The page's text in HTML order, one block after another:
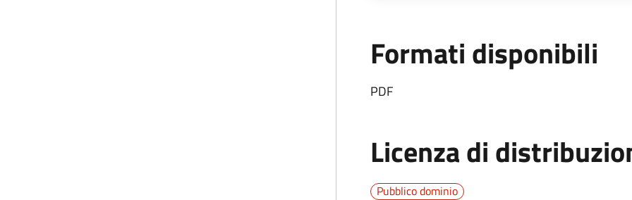
Formati disponibili
PDF
Licenza di
Pubblico dominio